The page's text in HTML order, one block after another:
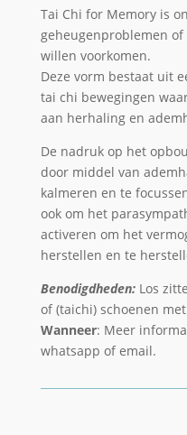
Tai Chi for Memory is
geheugenproblemen
willen voorkomen.
Deze vorm bestaat uit
tai chi bewegingen
aan herhaling en
De nadruk op het
door middel van
kalmeren en te
ook om het
activeren om het
herstellen en te
Benodigdheden: Los
of (taichi) schoenen
Wanneer: Meer
whatsapp of email.